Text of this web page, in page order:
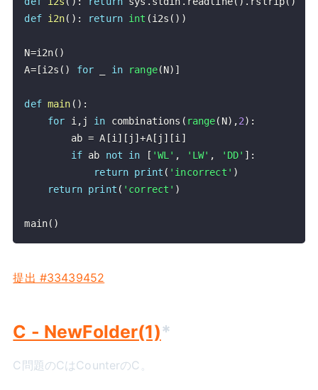
def i2n( ) : return int (i2s ( ) )
N=i2n( )
A=[i2s ( ) for in range(N) ]
def main ( ) :
for i , j in combinations ( range( N) ,2) :
        ab
= A [i ] [ j ]+A[ j ] [i ]
if ab not in [ 'WL' , 'LW' , 'DD' ] :
return print ( 'incorrect' )
return print ( 'correct' )
main( )
提出 #33439452
C - NewFolder(1)*
C問題のCはCounterのC。